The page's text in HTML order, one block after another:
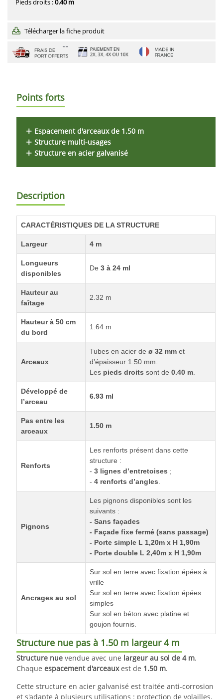
Pieds droits :0.40 m
Télécharger la fiche produit
Points forts
Espacement d'arceaux de 1.50 m
Structure multi-usages
Structure en acier galvanisé
Description
CARACTÉRISTIQUES DE LA STRUCTURE
Largeur 4 m
Longueurs
disponibles
De 3 à 24 ml
Hauteur au
faîtage
2.32 m
Hauteur à 50 cm
du bord
1.64 m
Arceaux
Tubes en acier de ø 32 mm et
d’épaisseur 1.50 mm.
Les pieds droits sont de 0.40 m
Développé de
l’arceau
6.93 ml
Pas entre les
arceaux
1.50 m
Renforts
Les renforts présent dans cette
structure :
- 3 lignes d’entretoises ;
- 4 renforts d’angles
Pignons
Les pignons disponibles sont les
suivants :
- Sans façades
- Façade fixe fermé (sans passage)
- Porte simple L 1,20m x H 1,90m
- Porte double L 2,40m x H 1,90m
Ancrages au sol
Sur sol en terre avec fixation épées à
vrille
Sur sol en terre avec fixation épées
simples
Sur sol en béton avec platine et
goujon fournis.
Structure nue pas à 1.50 m largeur 4 m
Structure nue vendue avec une largeur au sol de 4 m.
Chaque espacement d'arceauxest de 1.50 m.
Cette structure en acier galvanisé est traitée anti-corrosion
et s'adapte à plusieurs utilisations : protection de volailles,